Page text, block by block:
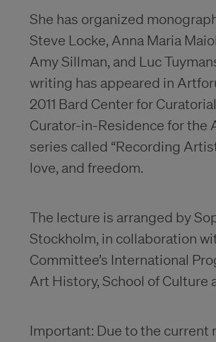
She has organized
Steve Locke, Anna Maria
Amy Sillman, and Luc
writing has appeared in
2011 Bard Center for
Curator-in-Residence for the
series called “Recording
love, and freedom.
The lecture is arranged by
Stockholm, in collaboration
Committee’s International
Art History, School of Culture
Important: Due to the current